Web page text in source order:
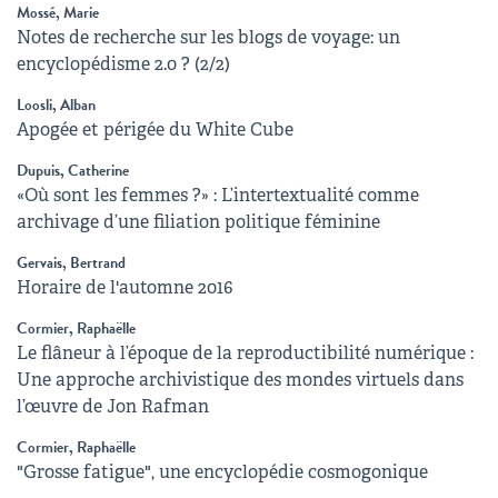
Mossé, Marie
Notes de recherche sur les blogs de voyage: un
encyclopédisme 2.0 ? (2/2)
Loosli, Alban
Apogée et périgée du White Cube
Dupuis, Catherine
«Où sont les femmes ?» : L’intertextualité comme
archivage d’une filiation politique féminine
Gervais, Bertrand
Horaire de l'automne 2016
Cormier, Raphaëlle
Le flâneur à l’époque de la reproductibilité numérique :
Une approche archivistique des mondes virtuels dans
l’œuvre de Jon Rafman
Cormier, Raphaëlle
"Grosse fatigue", une encyclopédie cosmogonique